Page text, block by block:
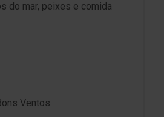
do mar, peixes e comida
Ventos